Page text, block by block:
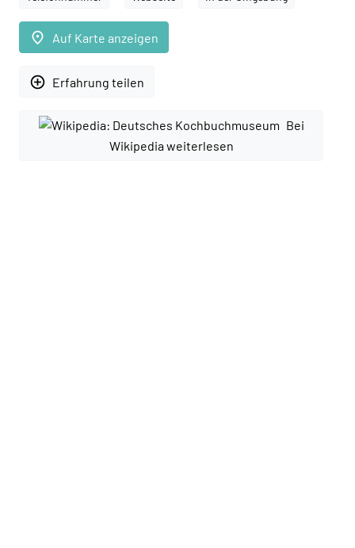
place Auf Karte anzeigen
add_circle_outline Erfahrung teilen
Bei
Wikipedia weiterlesen